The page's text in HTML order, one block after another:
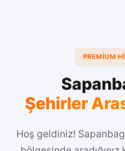
PREMIUM
Şehirler
Hoş geldiniz!
bölgesinde